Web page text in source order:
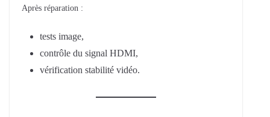
Après réparation :
tests image,
contrôle du signal HDMI,
vérification stabilité vidéo.